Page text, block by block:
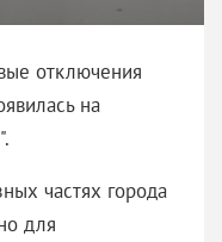
отключения
на
частях города
для